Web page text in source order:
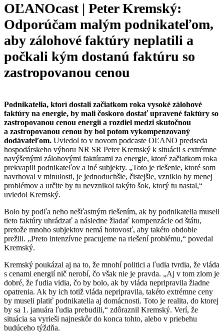
OĽANOcast | Peter Kremský:
Odporúčam malým podnikateľom,
aby zálohové faktúry neplatili a
počkali kým dostanú faktúru so
zastropovanou cenou
Podnikatelia, ktorí dostali začiatkom roka vysoké zálohové
faktúry na energie, by mali čoskoro dostať upravené faktúry so
zastropovanou cenou energií a rozdiel medzi skutočnou
a zastropovanou cenou by bol potom vykompenzovaný
dodávateľom. Uviedol to v novom podcaste OĽANO predseda
hospodárskeho výboru NR SR Peter Kremský k situácii s extrémne
navýšenými zálohovými faktúrami za energie, ktoré začiatkom roka
prekvapili podnikateľov a iné subjekty. „Toto je riešenie, ktoré som
navrhoval v minulosti, je jednoduchšie, čistejšie, vzniklo by menej
problémov a určite by tu nevznikol takýto šok, ktorý tu nastal,“
uviedol Kremský.
Bolo by podľa neho nešťastným riešením, ak by podnikatelia museli
tieto faktúry uhrádzať a následne žiadať kompenzácie od štátu,
pretože mnoho subjektov nemá hotovosť, aby takéto obdobie
prežili. „Preto intenzívne pracujeme na riešení problému,“ povedal
Kremský.
Kremský poukázal aj na to, že mnohí politici a ľudia tvrdia, že vláda
s cenami energií nič nerobí, čo však nie je pravda. „Aj v tom zlom je
dobré, že ľudia vidia, čo by bolo, ak by vláda nepripravila žiadne
opatrenia. Ak by ich totiž vláda nepripravila, takéto extrémne ceny
by museli platiť podnikatelia aj domácnosti. Toto je realita, do ktorej
by sa 1. januára ľudia prebudili,“ zdôraznil Kremský. Verí, že
situácia sa vyrieši najneskôr do konca tohto, alebo v priebehu
budúceho týždňa.